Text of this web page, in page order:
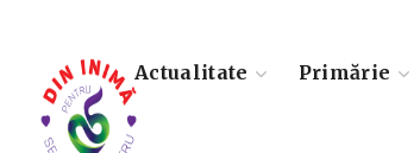
Actualitate Primărie